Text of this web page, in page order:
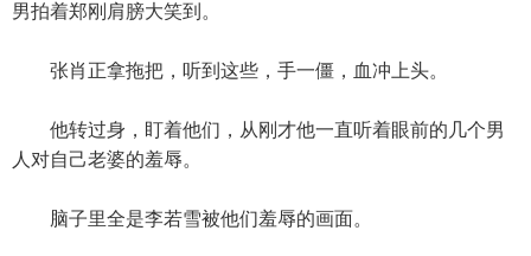
男拍着郑刚肩膀大笑到。
张肖正拿拖把，听到这些，手一僵，血冲上头。
他转过身，盯着他们，从刚才他一直听着眼前的几个男
人对自己老婆的羞辱。
脑子里全是李若雪被他们羞辱的画面。